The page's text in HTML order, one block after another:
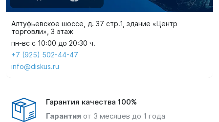
Алтуфьевское шоссе, д. 37 стр.1, здание «Центр
торговли», 3 этаж
пн-вс с 10:00 до 20:30 ч.
+7 (925) 502-44-47
info@diskus.ru
Гарантия качества 100%
Гарантия от 3 месяцев до 1 года